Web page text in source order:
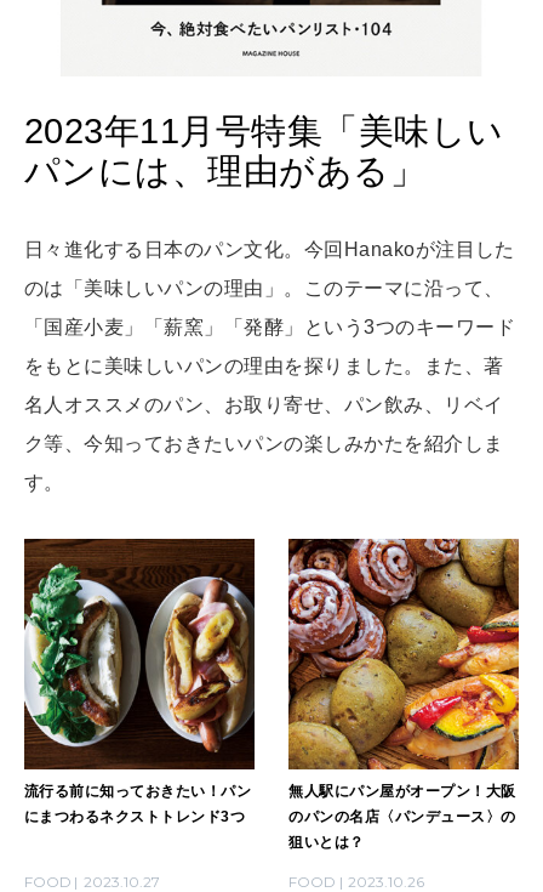
MAMA
ママもいろいろ
SUSTAINABLE
わたしができること
CULTURE
WORK&MONEY
2026年9月号「北海道 おいしく遊ぶ、夏のご褒美旅。」
2026年8月号『お茶の時間です。』
2026年7月号「鎌倉 ローカルが 教えてくれた 本当の歩き方。」
2026年6月号「大銀座 トレンドが生まれる 新しい一流店へ。」
2026年5月号「“大好き”に出会いに。韓国」
MAGAZINE MOOK
FOLLOW US!
2023年11月号特集「美味しい
パンには、理由がある」
日々進化する日本のパン文化。今回Hanakoが注目した
のは「美味しいパンの理由」。このテーマに沿って、
「国産小麦」「薪窯」「発酵」という3つのキーワード
をもとに美味しいパンの理由を探りました。また、著
名人オススメのパン、お取り寄せ、パン飲み、リベイ
ク等、今知っておきたいパンの楽しみかたを紹介しま
す。
流行る前に知っておきたい！パン
にまつわるネクストトレンド3つ
FOOD 2023.10.27
無人駅にパン屋がオープン！大阪
のパンの名店〈パンデュース〉の
狙いとは？
FOOD 2023.10.26